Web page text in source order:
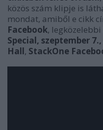
közös szám klipje is
mondat, amiből e cikk
Facebook,
Special, szeptember
Hall, StackOne